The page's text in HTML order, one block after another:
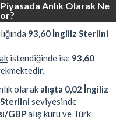
Anlık Olarak Ne
93,60 İngiliz Sterlini
istendiğinde ise 93,60
olarak alışta 0,02 İngiliz
seviyesinde
GBPalış kuru ve Türk